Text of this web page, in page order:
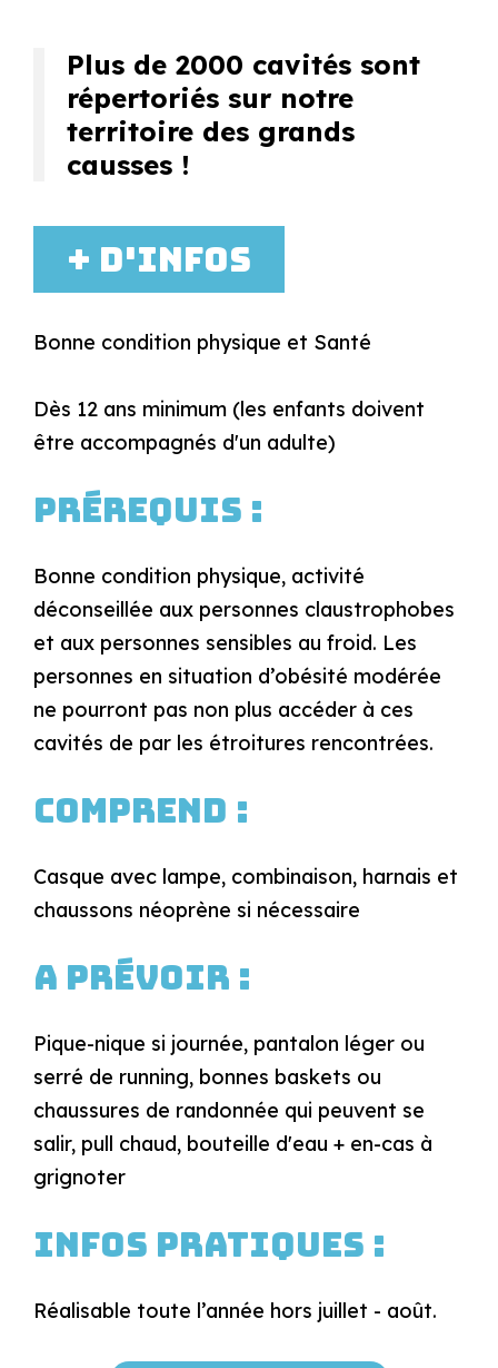
Plus de 2000 cavités sont
répertoriés sur notre
territoire des grands
causses !
+ d'infos
Bonne condition physique et Santé
Dès 12 ans minimum (les enfants doivent
être accompagnés d'un adulte)
Prérequis :
Bonne condition physique, activité
déconseillée aux personnes claustrophobes
et aux personnes sensibles au froid. Les
personnes en situation d’obésité modérée
ne pourront pas non plus accéder à ces
cavités de par les étroitures rencontrées.
Comprend :
Casque avec lampe, combinaison, harnais et
chaussons néoprène si nécessaire
A prévoir :
Pique-nique si journée, pantalon léger ou
serré de running, bonnes baskets ou
chaussures de randonnée qui peuvent se
salir, pull chaud, bouteille d'eau + en-cas à
grignoter
Infos pratiques :
Réalisable toute l’année hors juillet - août.